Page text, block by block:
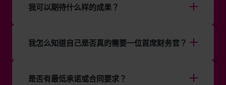
我可以期待什么样的成果？
我怎么知道自己是否真的需要一位首席财务官？
是否有最低承诺或合同要求？